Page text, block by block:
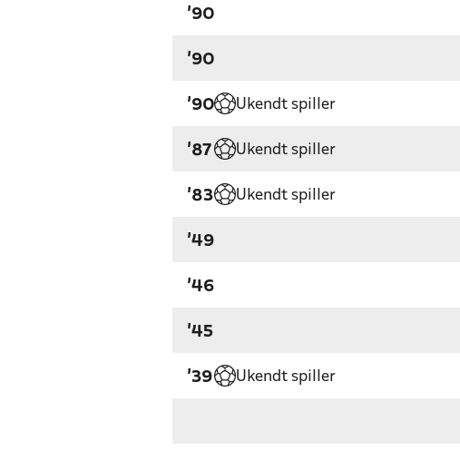
'90
'90
'90 Ukendt spiller
'87 Ukendt spiller
'83 Ukendt spiller
'49
'46
'45
'39 Ukendt spiller